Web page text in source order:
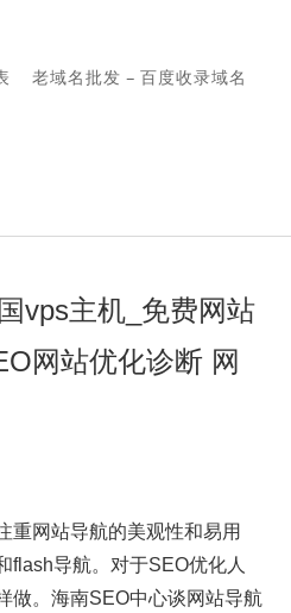
老域名批发 – 百度收录域名
vps主机_免费网站
网站优化诊断 网
重网站导航的美观性和易用
flash导航。对于SEO优化人
做。海南SEO中心谈网站导航